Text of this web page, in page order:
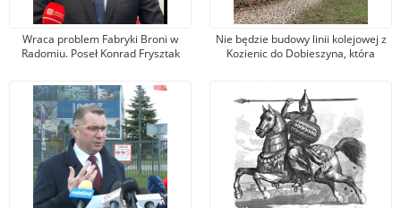
Wraca problem Fabryki Broni w
Radomiu. Poseł Konrad Frysztak
Przemysława Czarnka (PiS)
Nie będzie budowy linii kolejowej z
Kozienic do Dobieszyna, która